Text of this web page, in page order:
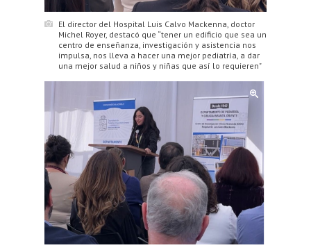
El director del Hospital Luis Calvo Mackenna, doctor
Michel Royer, destacó que “tener un edificio que sea un
centro de enseñanza, investigación y asistencia nos
impulsa, nos lleva a hacer una mejor pediatría, a dar
una mejor salud a niños y niñas que así lo requieren"